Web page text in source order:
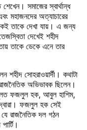
সমাজের স্বার্থান্ধ
মহাজনদের অত্যাচারের
তাকে দেখা যায়। এ জন্য
দেখেই শহীদ
তাকে ডেকে এনে তার
শহীদ সোহরাওয়ার্দী। কথাটা
অভিভাবক ছিলেন।
মূলত ফজলুল হক, আবুল হাশিম,
দ্বারা। ফজলুল হক সেই
যে রাজনৈতিক দল গঠন